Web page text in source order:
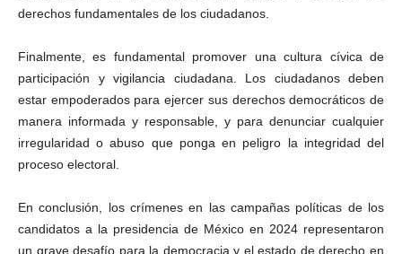
derechos fundamentales de los ciudadanos.
Finalmente, es fundamental promover una cultura cívica de
participación y vigilancia ciudadana. Los ciudadanos deben
estar empoderados para ejercer sus derechos democráticos de
manera informada y responsable, y para denunciar cualquier
irregularidad o abuso que ponga en peligro la integridad del
proceso electoral.
En conclusión, los crímenes en las campañas políticas de los
candidatos a la presidencia de México en 2024 representaron
un grave desafío para la democracia y el estado de derecho en